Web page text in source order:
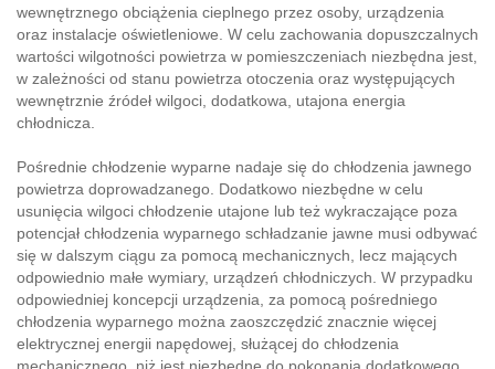
wewnętrznego obciążenia cieplnego przez osoby, urządzenia
oraz instalacje oświetleniowe. W celu zachowania dopuszczalnych
wartości wilgotności powietrza w pomieszczeniach niezbędna jest,
w zależności od stanu powietrza otoczenia oraz występujących
wewnętrznie źródeł wilgoci, dodatkowa, utajona energia
chłodnicza.
Pośrednie chłodzenie wyparne nadaje się do chłodzenia jawnego
powietrza doprowadzanego. Dodatkowo niezbędne w celu
usunięcia wilgoci chłodzenie utajone lub też wykraczające poza
potencjał chłodzenia wyparnego schładzanie jawne musi odbywać
się w dalszym ciągu za pomocą mechanicznych, lecz mających
odpowiednio małe wymiary, urządzeń chłodniczych. W przypadku
odpowiedniej koncepcji urządzenia, za pomocą pośredniego
chłodzenia wyparnego można zaoszczędzić znacznie więcej
elektrycznej energii napędowej, służącej do chłodzenia